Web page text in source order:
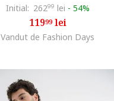
Initial: 26299 lei - 54%
11999lei
Vandut de Fashion Days